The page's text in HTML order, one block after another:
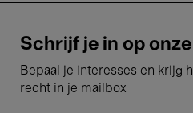
Schrijf je in op
Bepaal je interesses en krijg
recht in je mailbox